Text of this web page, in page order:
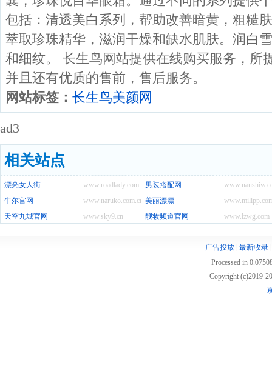
包括：清透美白系列，帮助改善暗黄，粗糙
萃取珍珠精华，滋润干燥和缺水肌肤。润白
和细纹。 长生鸟网站提供在线购买服务，所
并且还有优质的售前，售后服务。
网站标签： 长生鸟美颜网
ad3
相关站点
www.roadlady.com
漂亮女人街
男装搭配网
www.naruko.com.cn
牛尔官网
美丽漂漂
www.sky9.cn
天空九城官网 www.lzwg.com
靓妆频道官网
广告投放 最新收录
Processed in
Copyright (c)2019-